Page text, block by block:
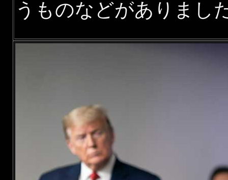
うものなどがありまし